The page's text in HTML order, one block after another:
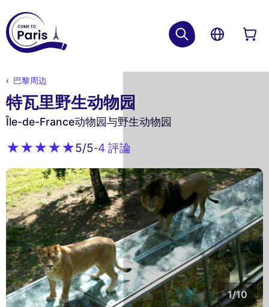
巴黎周边
特瓦里野生动物园
Île-de-France动物园与野生动物园
5/5-4 評論
1/10